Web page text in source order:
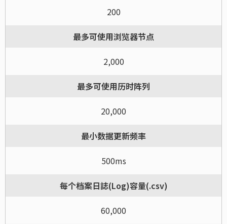
200
最多可使用浏览器节点
2,000
最多可使用历时阵列
20,000
最小数据更新频率
500ms
每个档案日誌(Log)容量(.csv)
60,000